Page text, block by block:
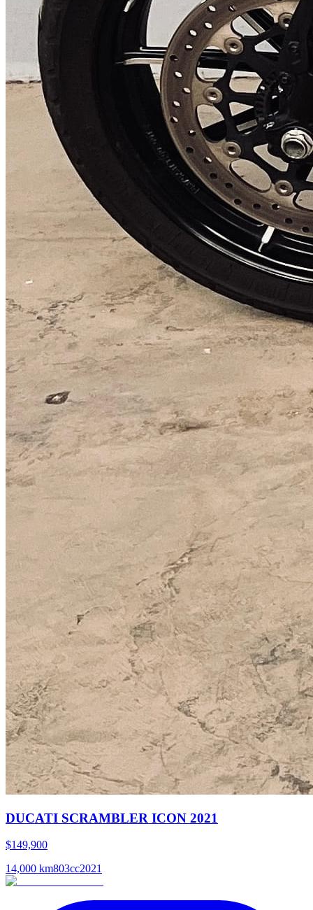
DUCATI SCRAMBLER ICON 2021
$149,900
14,000 km803cc2021